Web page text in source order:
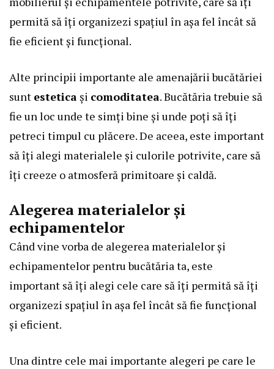
permită să îți organizezi spațiul în așa fel încât să
fie eficient și funcțional.
Alte principii importante ale amenajării bucătăriei
sunt estetica și comoditatea. Bucătăria trebuie să
fie un loc unde te simți bine și unde poți să îți
petreci timpul cu plăcere. De aceea, este important
să îți alegi materialele și culorile potrivite, care să
îți creeze o atmosferă primitoare și caldă.
Alegerea materialelor și
echipamentelor
Când vine vorba de alegerea materialelor și
echipamentelor pentru bucătăria ta, este
important să îți alegi cele care să îți permită să îți
organizezi spațiul în așa fel încât să fie funcțional
și eficient.
Una dintre cele mai importante alegeri pe care le